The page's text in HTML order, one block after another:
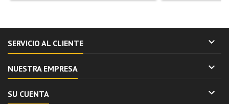
SERVICIO AL CLIENTE 
NUESTRA EMPRESA 
SU CUENTA 